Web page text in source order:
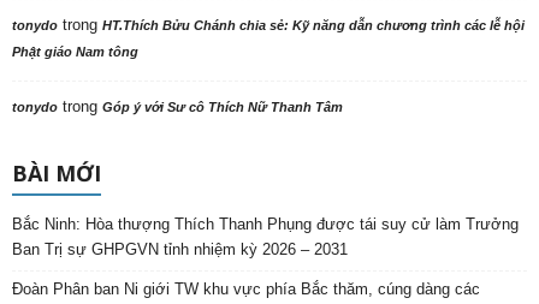
tonydo trong HT.Thích Bửu Chánh chia sẻ: Kỹ năng dẫn chương trình các lễ hội
Phật giáo Nam tông
tonydo trong Góp ý với Sư cô Thích Nữ Thanh Tâm
BÀI MỚI
Bắc Ninh: Hòa thượng Thích Thanh Phụng được tái suy cử làm Trưởng
Ban Trị sự GHPGVN tỉnh nhiệm kỳ 2026 – 2031
Đoàn Phân ban Ni giới TW khu vực phía Bắc thăm, cúng dàng các